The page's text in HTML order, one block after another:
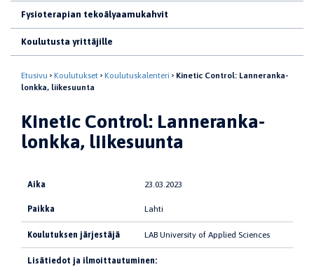
Fysioterapian tekoälyaamukahvit
Koulutusta yrittäjille
Etusivu Koulutukset Koulutuskalenteri
Kinetic Control: Lanneranka-
lonkka, liikesuunta
Kinetic Control: Lanneranka-
lonkka, liikesuunta
Aika 23.03.2023
Paikka Lahti
Koulutuksen järjestäjä LAB University of Applied Sciences
Lisätiedot ja ilmoittautuminen: